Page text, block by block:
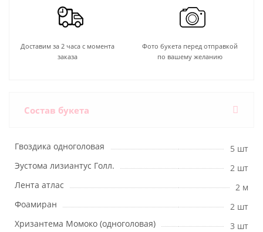
Доставим за 2 часа с момента
заказа
Фото букета перед отправкой
по вашему желанию
Состав букета
Гвоздика одноголовая
5 шт
Эустома лизиантус Голл.
2 шт
Лента атлас
2 м
Фоамиран
2 шт
Хризантема Момоко (одноголовая)
3 шт